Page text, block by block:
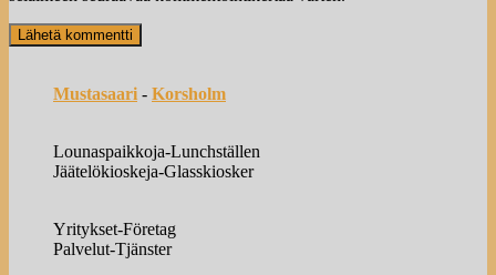
Mustasaari - Korsholm
Lounaspaikkoja-Lunchställen
Jäätelökioskeja-Glasskiosker
Yritykset-Företag
Palvelut-Tjänster